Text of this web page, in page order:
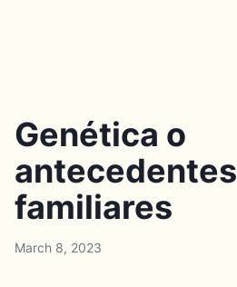
Genética o
antecedentes
familiares
March 8, 2023